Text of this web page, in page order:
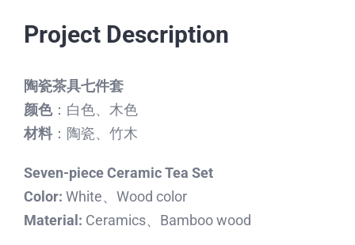
Project Description
陶瓷茶具七件套
颜色：白色、木色
材料：陶瓷、竹木
Seven-piece Ceramic Tea Set
Color: White、Wood color
Material: Ceramics、Bamboo wood